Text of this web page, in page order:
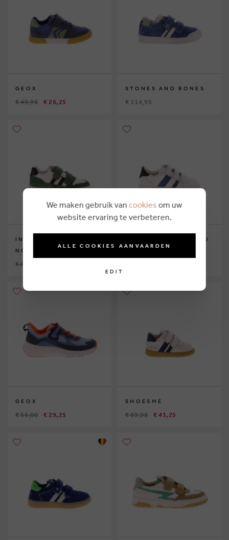
GEOX
€ 49,95 € 26,25
STONES AND BONES
€ 114,95
INNOCENT SHOES JO
NGENS
€ 89,95
INNOCENT SHOES JO
GEOX
€ 55,00 € 29,25
SHOESME
€ 69,95 € 41,25
We maken gebruik van cookies om uw
website ervaring te verbeteren.
ALLE COOKIES AANVAARDEN
EDIT